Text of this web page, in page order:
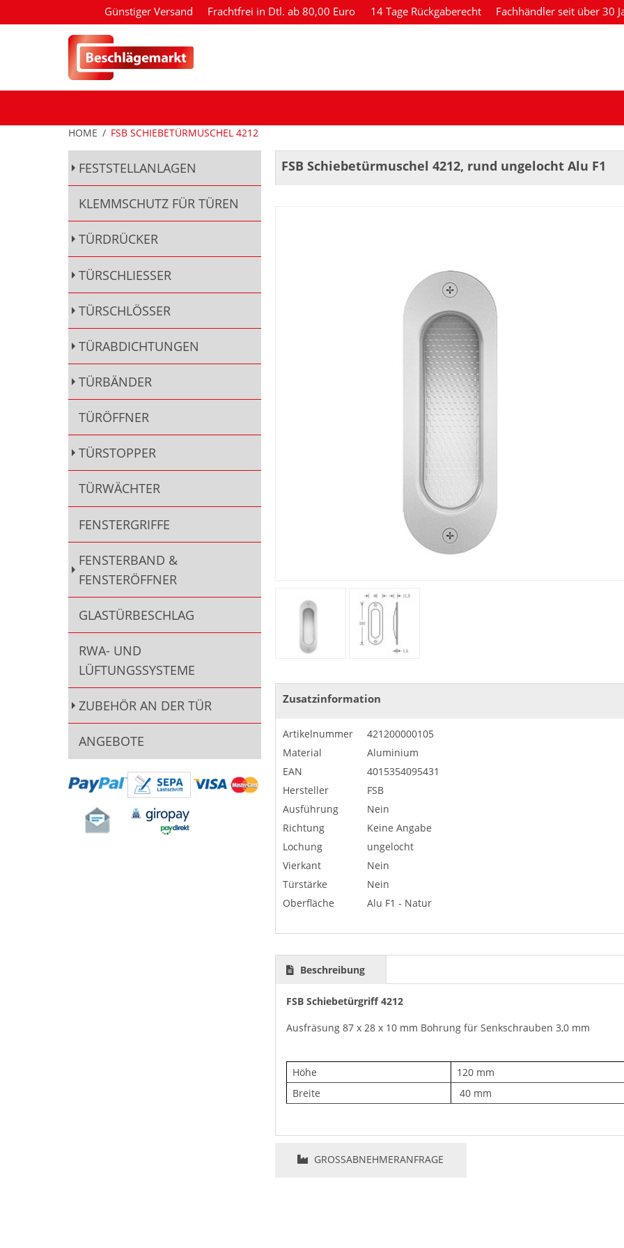
Günstiger Versand Frachtfrei in Dtl. ab 80,00 Euro 14 Tage Rückgaberecht Fachhändler seit über 30
HOME / FSB SCHIEBETÜRMUSCHEL 4212
FSB Schiebetürmuschel 4212, rund ungelocht Alu F1
Zusatzinformation
Artikelnummer
421200000105
Material
Aluminium
EAN
4015354095431
Hersteller
FSB
Ausführung
Nein
Richtung
Keine Angabe
Lochung
ungelocht
Vierkant
Nein
Türstärke
Nein
Oberfläche
Alu F1 - Natur
Beschreibung
FSB Schiebetürgriff 4212
Ausfräsung 87 x 28 x 10 mm Bohrung für Senkschrauben 3,0 mm
Höhe
120 mm
Breite
40 mm
GROSSABNEHMERANFRAGE
FESTSTELLANLAGEN
KLEMMSCHUTZ FÜR TÜREN
TÜRDRÜCKER
TÜRSCHLIESSER
TÜRSCHLÖSSER
TÜRABDICHTUNGEN
TÜRBÄNDER
TÜRÖFFNER
TÜRSTOPPER
TÜRWÄCHTER
FENSTERGRIFFE
FENSTERBAND &
FENSTERÖFFNER
GLASTÜRBESCHLAG
RWA- UND
LÜFTUNGSSYSTEME
ZUBEHÖR AN DER TÜR
ANGEBOTE